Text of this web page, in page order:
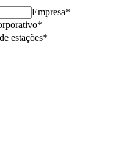
Empresa*
estações*